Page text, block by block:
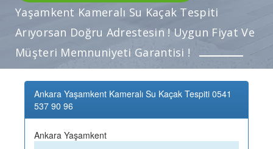
Yaşamkent Kameralı Su Kaçak Tespiti
Arıyorsan Doğru Adrestesin ! Uygun Fiyat Ve
Müşteri Memnuniyeti Garantisi !
Ankara Yaşamkent Kameralı Su Kaçak Tespiti 0541
537 90 96
Ankara Yaşamkent